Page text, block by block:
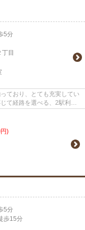
5分
丁目
ており、とても充実してい
て経路を選べる、2駅利用
)
5分
歩15分